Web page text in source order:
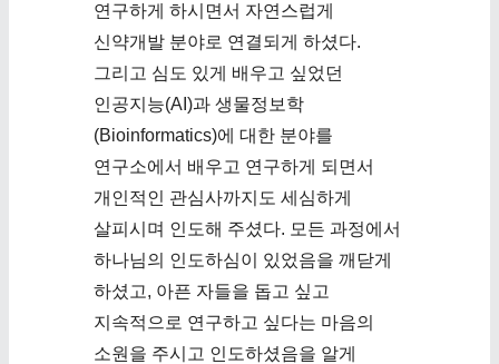
연구하게 하시면서 자연스럽게
신약개발 분야로 연결되게 하셨다.
그리고 심도 있게 배우고 싶었던
인공지능(AI)과 생물정보학
(Bioinformatics)에 대한 분야를
연구소에서 배우고 연구하게 되면서
개인적인 관심사까지도 세심하게
살피시며 인도해 주셨다. 모든 과정에서
하나님의 인도하심이 있었음을 깨닫게
하셨고, 아픈 자들을 돕고 싶고
지속적으로 연구하고 싶다는 마음의
소원을 주시고 인도하셨음을 알게